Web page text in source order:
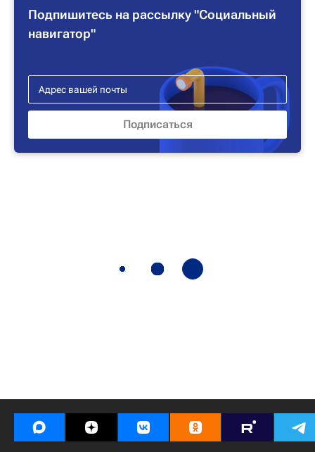
Подпишитесь на рассылку "Социальный
навигатор"